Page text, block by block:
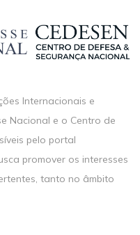
Internacionais e
Nacional e o Centro de
pelo portal
promover os interesses
tanto no âmbito